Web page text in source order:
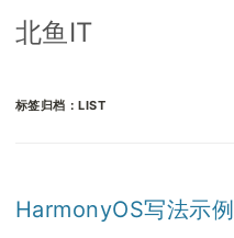
北鱼IT
标签归档：LIST
HarmonyOS写法示例